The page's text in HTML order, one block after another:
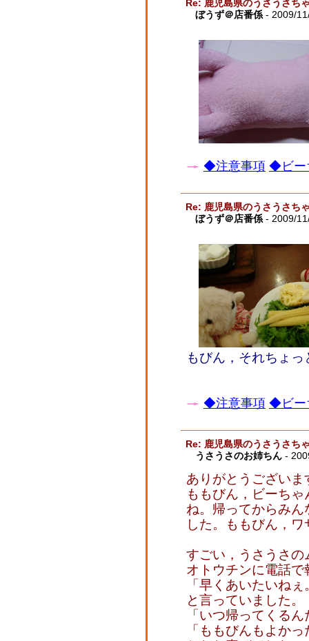
Re: 鹿児島県のうさうさち
ぼうず＠店番係 - 2009/
◆注意事項 ◆ビー
Re: 鹿児島県のうさうさち
ぼうず＠店番係 - 2009/
もびん，それちょ
◆注意事項 ◆ビー
Re: 鹿児島県のうさうさち
うさうさのお姉ちん -
ありがとうございま
ももびん，ビーち
ね。帰ってからみ
した。ももびん，
すごい，うさうさ
オトウチンに電話で
「早くあいたいね
と言っていました。
「いつ帰ってくる
「ももびんもよか